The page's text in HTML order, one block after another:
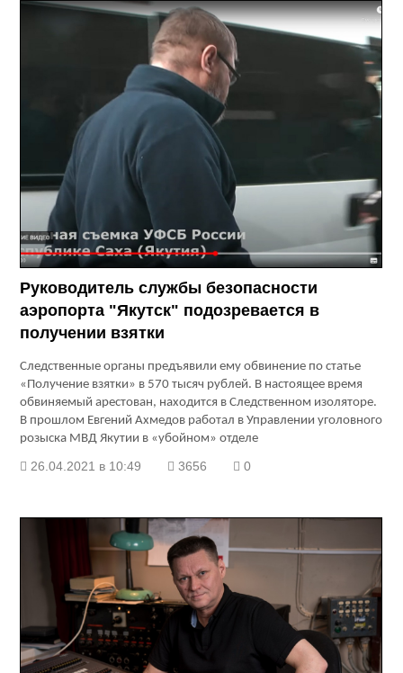
Руководитель службы безопасности
аэропорта "Якутск" подозревается в
получении взятки
Следственные органы предъявили ему обвинение по статье
«Получение взятки» в 570 тысяч рублей. В настоящее время
обвиняемый арестован, находится в Следственном изоляторе.
В прошлом Евгений Ахмедов работал в Управлении уголовного
розыска МВД Якутии в «убойном» отделе
26.04.2021 в 10:49 3656 0